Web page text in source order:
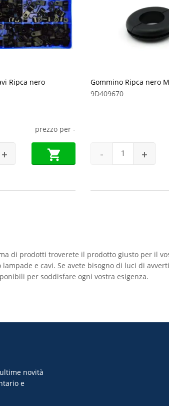
Ripca nero
prezzo per -
+
Gommino Ripca nero
9D409670
- +
di prodotti troverete il prodotto giusto per il
lampade e cavi. Se avete bisogno di luci di
per soddisfare ogni vostra esigenza.
novità
e